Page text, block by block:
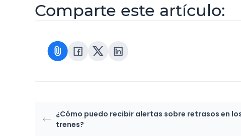
Comparte este artículo:
¿Cómo puedo recibir alertas sobre retrasos en
trenes?